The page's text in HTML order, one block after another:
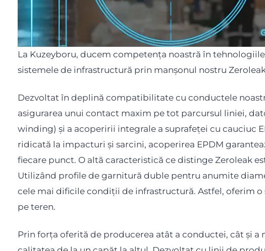
La Kuzeyboru, ducem competența noastră în
sistemele de infrastructură prin manșonul nostru Zeroleak
Dezvoltat în deplină compatibilitate cu conductele
asigurarea unui contact maxim pe tot parcursul liniei,
winding) și a acoperirii integrale a suprafeței cu cauciuc
ridicată la impacturi și sarcini, acoperirea EPDM
fiecare punct. O altă caracteristică ce distinge Zeroleak
Utilizând profile de garnitură duble pentru anumite
cele mai dificile condiții de infrastructură. Astfel, oferim
pe teren.
Prin forța oferită de producerea atât a conductei, cât și